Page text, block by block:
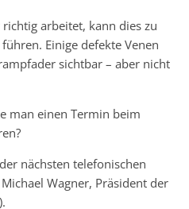
arbeitet, kann dies zu
Einige defekte Venen
sichtbar – aber nicht
man einen Termin beim
nächsten telefonischen
Wagner, Präsident der